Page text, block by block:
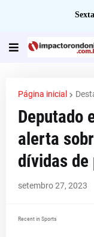
Página inicial
Deputado
alerta
dívidas
setembro 27, 2023
Recent in Sports